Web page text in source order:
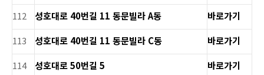
112
성호대로 40번길 11 동문빌라 A동
바로가기
113
성호대로 40번길 11 동문빌라 C동
바로가기
114
성호대로 50번길 5 바로가기